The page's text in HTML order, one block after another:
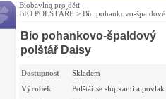
Biobavlna pro děti
BIO POLŠTÁŘE > Bio pohankovo-špaldové
Bio pohankovo-špaldový
polštář Daisy
Dostupnost
Skladem
Výrobek
Polštář se slupkami a povlak